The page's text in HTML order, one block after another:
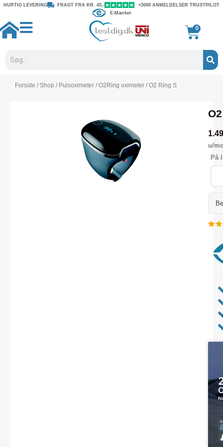
Gå
indholdet
HURTIG LEVERING FRAGT FRA KR. 45,-
+3000 ANMELDELSER TRUSTPILOT
E-Mærket
0
Kurv
Forside /Shop / Pulsoximeter /O2Ring oximeter / O2 Ring S
u/
På
O2